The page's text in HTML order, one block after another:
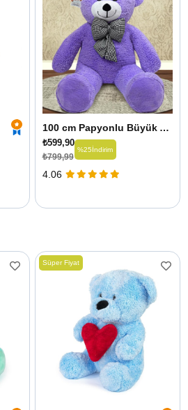
100 cm Papyonlu Büyük Ayıcık
₺599,90
₺799,99
%25İndirim
4.06
Süper Fiyat